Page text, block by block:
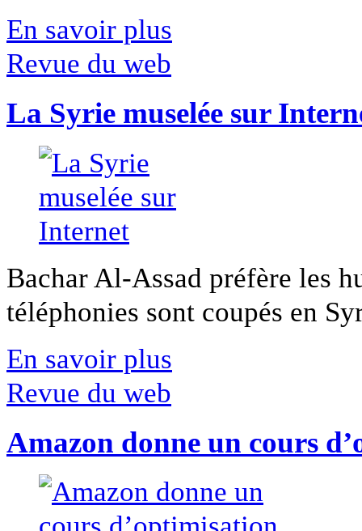
En savoir plus
Revue du web
La Syrie muselée sur
Bachar Al-Assad préfère les
téléphonies sont coupés en
En savoir plus
Revue du web
Amazon donne un cours